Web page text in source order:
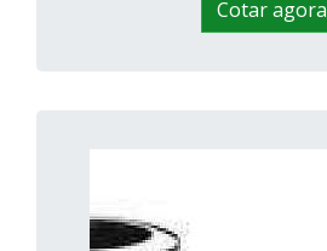
Cotar agora